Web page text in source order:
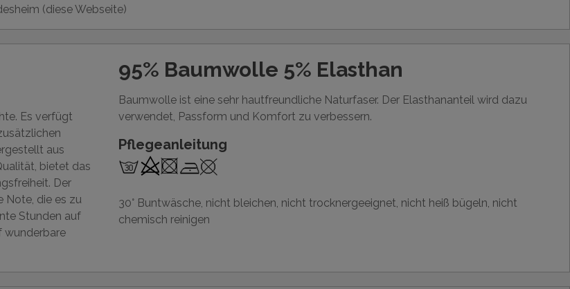
(diese Webseite)
Es verfügt
aus
bietet das
Der
Note, die es zu
Stunden auf
wunderbare
95% Baumwolle 5% Elasthan
Baumwolle ist eine sehr hautfreundliche Naturfaser. Der Elasthananteil wird dazu
verwendet, Passform und Komfort zu verbessern.
Pflegeanleitung
30° Buntwäsche, nicht bleichen, nicht trocknergeeignet, nicht heiß bügeln, nicht
chemisch reinigen